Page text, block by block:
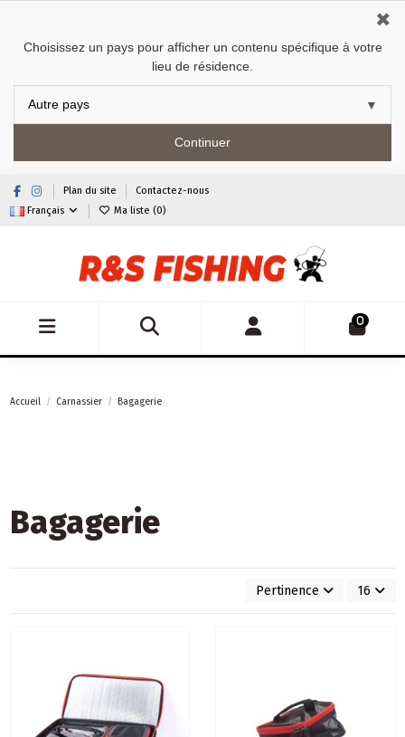
Choisissez un pays pour afficher un contenu spécifique à votre
lieu de résidence.
Continuer
✖
Plan du site
Contactez-nous
Français
Ma liste (0)
0
Accueil Carnassier Bagagerie
Bagagerie
Pertinence 16